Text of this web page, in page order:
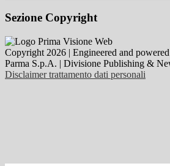
Sezione Copyright
Copyright 2026 | Engineered and
Parma S.p.A. | Divisione Publishing &
Disclaimer trattamento dati personali